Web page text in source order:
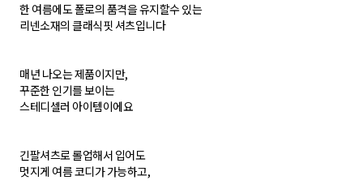
한 여름에도 폴로의 품격을 유지할수 있는
리넨소재의 클래식핏 셔츠입니다
매년 나오는 제품이지만,
꾸준한 인기를 보이는
스테디셀러 아이템이에요
긴팔셔츠로 롤업해서 입어도
멋지게 여름 코디가 가능하고,